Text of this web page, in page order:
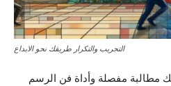
التجريب والتكرار طريقك نحو الابداع
مطالبة مفصلة وأداة فن الرسم